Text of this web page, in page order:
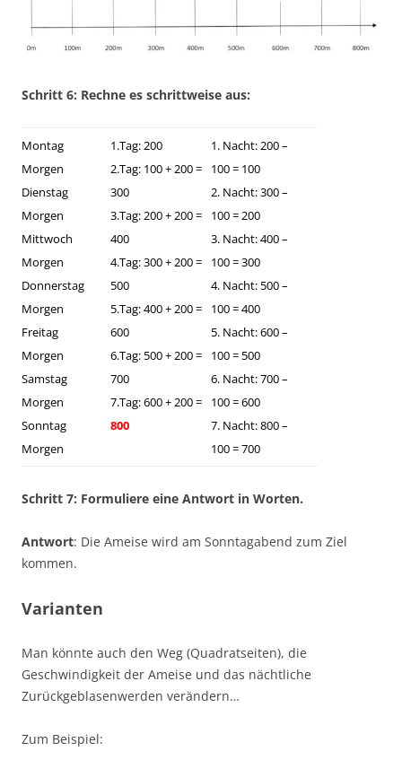
Schritt 6: Rechne es schrittweise aus:
Montag
Morgen
Dienstag
Morgen
Mittwoch
Morgen
Donnerstag
Morgen
Freitag
Morgen
Samstag
Morgen
Sonntag
Morgen
1.Tag: 200
2.Tag: 100 + 200 =
300
3.Tag: 200 + 200 =
400
4.Tag: 300 + 200 =
500
5.Tag: 400 + 200 =
600
6.Tag: 500 + 200 =
700
7.Tag: 600 + 200 =
800
1. Nacht: 200 –
100 = 100
2. Nacht: 300 –
100 = 200
3. Nacht: 400 –
100 = 300
4. Nacht: 500 –
100 = 400
5. Nacht: 600 –
100 = 500
6. Nacht: 700 –
100 = 600
7. Nacht: 800 –
100 = 700
Schritt 7: Formuliere eine Antwort in Worten.
Antwort: Die Ameise wird am Sonntagabend zum Ziel
kommen.
Varianten
Man könnte auch den Weg (Quadratseiten), die
Geschwindigkeit der Ameise und das nächtliche
Zurückgeblasenwerden verändern…
Zum Beispiel: